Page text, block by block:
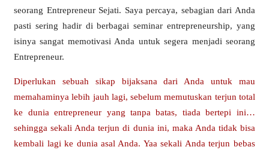
seorang Entrepreneur Sejati. Saya percaya, sebagian dari Anda
pasti sering hadir di berbagai seminar entrepreneurship, yang
isinya sangat memotivasi Anda untuk segera menjadi seorang
Entrepreneur.
Diperlukan sebuah sikap bijaksana dari Anda untuk mau
memahaminya lebih jauh lagi, sebelum memutuskan terjun total
ke dunia entrepreneur yang tanpa batas, tiada bertepi ini…
sehingga sekali Anda terjun di dunia ini, maka Anda tidak bisa
kembali lagi ke dunia asal Anda. Yaa sekali Anda terjun bebas